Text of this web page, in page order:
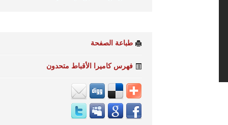
طباعة الصفحة
فهرس كاميرا الأقباط متحدون